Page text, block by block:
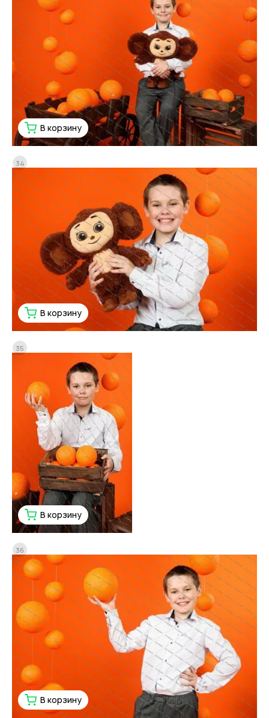
В корзину
В корзину
34
В корзину
35
В корзину
36